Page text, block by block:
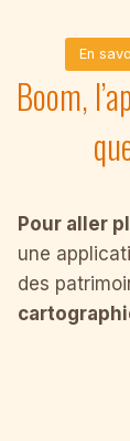
En
Boom,
Pour aller
une
des